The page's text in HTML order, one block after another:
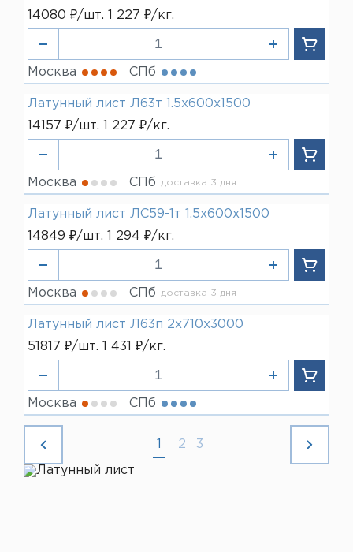
14080 ₽/шт. 1 227 ₽/кг.
Москва СПб
Латунный лист Л63т 1.5х600х1500
14157 ₽/шт. 1 227 ₽/кг.
Москва СПб доставка 3 дня
Латунный лист ЛС59-1т 1.5х600х1500
14849 ₽/шт. 1 294 ₽/кг.
Москва СПб доставка 3 дня
Латунный лист Л63п 2х710х3000
51817 ₽/шт. 1 431 ₽/кг.
Москва СПб
2 3